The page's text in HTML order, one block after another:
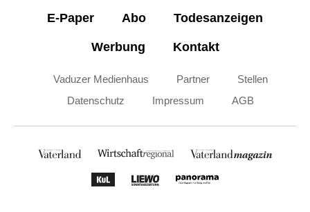
E-Paper Abo Todesanzeigen
Werbung Kontakt
Vaduzer Medienhaus Partner
Stellen
Datenschutz
Impressum AGB